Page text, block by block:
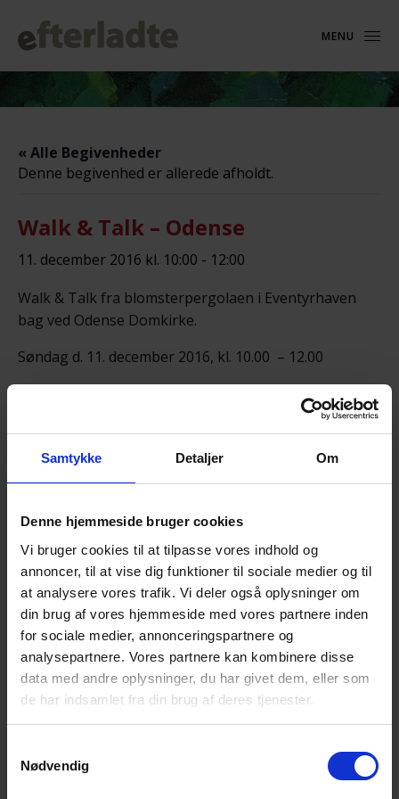
Samtykke Detaljer Om
Denne hjemmeside bruger cookies
Vi bruger cookies til at tilpasse vores indhold og
annoncer, til at vise dig funktioner til sociale medier og til
at analysere vores trafik. Vi deler også oplysninger om
din brug af vores hjemmeside med vores partnere inden
for sociale medier, annonceringspartnere og
analysepartnere. Vores partnere kan kombinere disse
data med andre oplysninger, du har givet dem, eller som
de har indsamlet fra din brug af deres tjenester.
Nødvendig
MENU
« Alle Begivenheder
Denne begivenhed er allerede afholdt.
Walk & Talk – Odense
11. december 2016 kl. 10:00 - 12:00
Walk & Talk fra blomsterpergolaen i Eventyrhaven
bag ved Odense Domkirke.
Søndag d. 11. december 2016, kl. 10.00 – 12.00
Har du lyst til at gå en tur sammen med andre som
har mistet til selvmord og få mulighed for at tale om
livet som efterladt efter selvmord. Så venter Lis
Kaspersen og Anne Hansen kl. 10 ved pergolaen i
Eventyrhaven bagved Odense Domkirke på
december 2016.
Da vi går den mørke tid går vi turen mellem 10-12. Vi
har begge mistet til selvmord (mand marts 2012 og
bror november 2012).
Alle er velkommen. Du må gerne tage en ven med.
Nærmere oplysninger om Walk & Talk fås hos:Lis
Kaspersen, tlf. 61 46 35 11, mail
liskaspersen45@gmail.comAnne Hansen, tlf. 23 11 61